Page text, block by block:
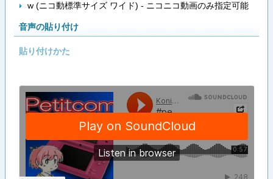
w (ニコ動標準サイズ ワイド) - ニコニコ動画のみ指定可能
音声の貼り付け
貼り付けかた